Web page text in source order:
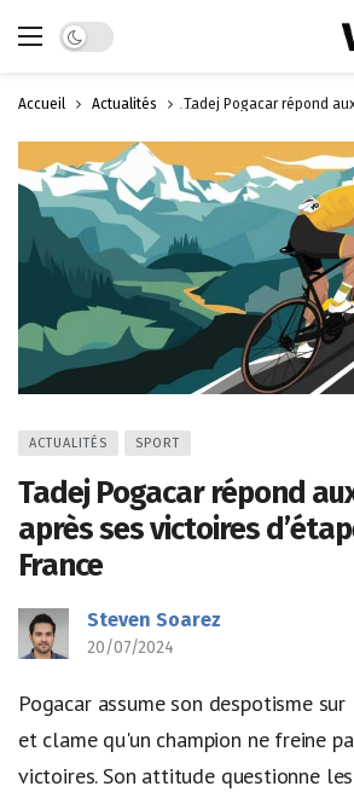
Dark mode
Accueil Actualités Tadej Pogacar répond
ACTUALITÉS SPORT
Tadej Pogacar répond
après ses victoires
France
Steven Soarez
20/07/2024
Pogacar assume son despotisme
et clame qu'un champion ne freine
victoires. Son attitude questionne